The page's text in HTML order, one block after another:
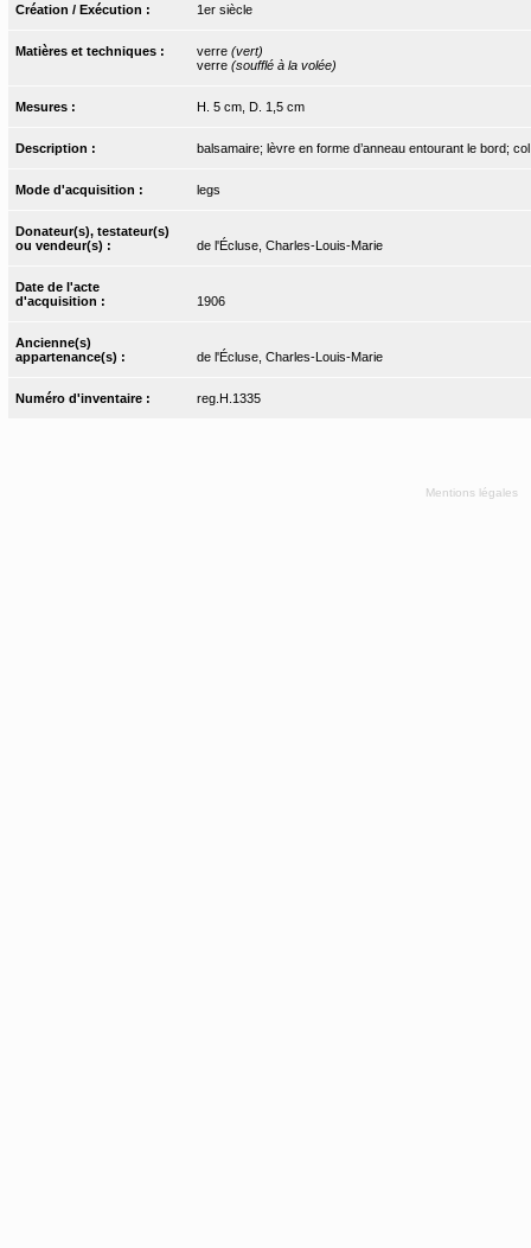
Création / Exécution : 1er siècle
Matières et techniques : verre (vert)
verre (soufflé à la volée)
Mesures : H. 5 cm, D. 1,5 cm
Description : balsamaire; lèvre en forme d’anneau entourant le bord;
Mode d'acquisition : legs
Donateur(s), testateur(s)
ou vendeur(s) :
de l'Écluse, Charles-Louis-Marie
Date de l'acte
d'acquisition :
1906
Ancienne(s)
appartenance(s) :
de l'Écluse, Charles-Louis-Marie
Numéro d'inventaire : reg.H.1335
Mentions légales